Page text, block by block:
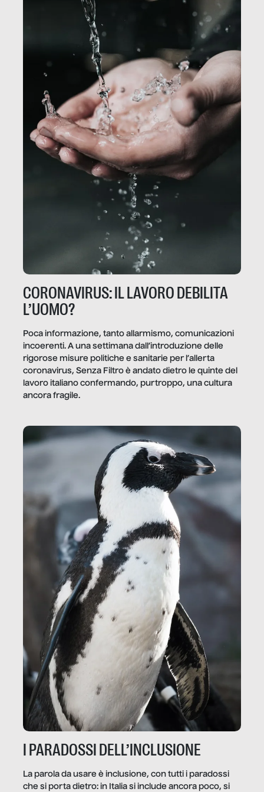
CORONAVIRUS: IL LAVORO DEBILITA
L’UOMO?
Poca informazione, tanto allarmismo, comunicazioni
incoerenti. A una settimana dall’introduzione delle
rigorose misure politiche e sanitarie per l’allerta
coronavirus, Senza Filtro è andato dietro le quinte del
lavoro italiano confermando, purtroppo, una cultura
ancora fragile.
I PARADOSSI DELL’INCLUSIONE
La parola da usare è inclusione, con tutti i paradossi
che si porta dietro: in Italia si include ancora poco, si